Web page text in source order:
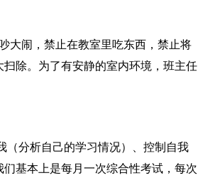
大闹，禁止在教室里吃东西，禁止将
除。为了有安静的室内环境，班主任
（分析自己的学习情况）、控制自我
基本上是每月一次综合性考试，每次